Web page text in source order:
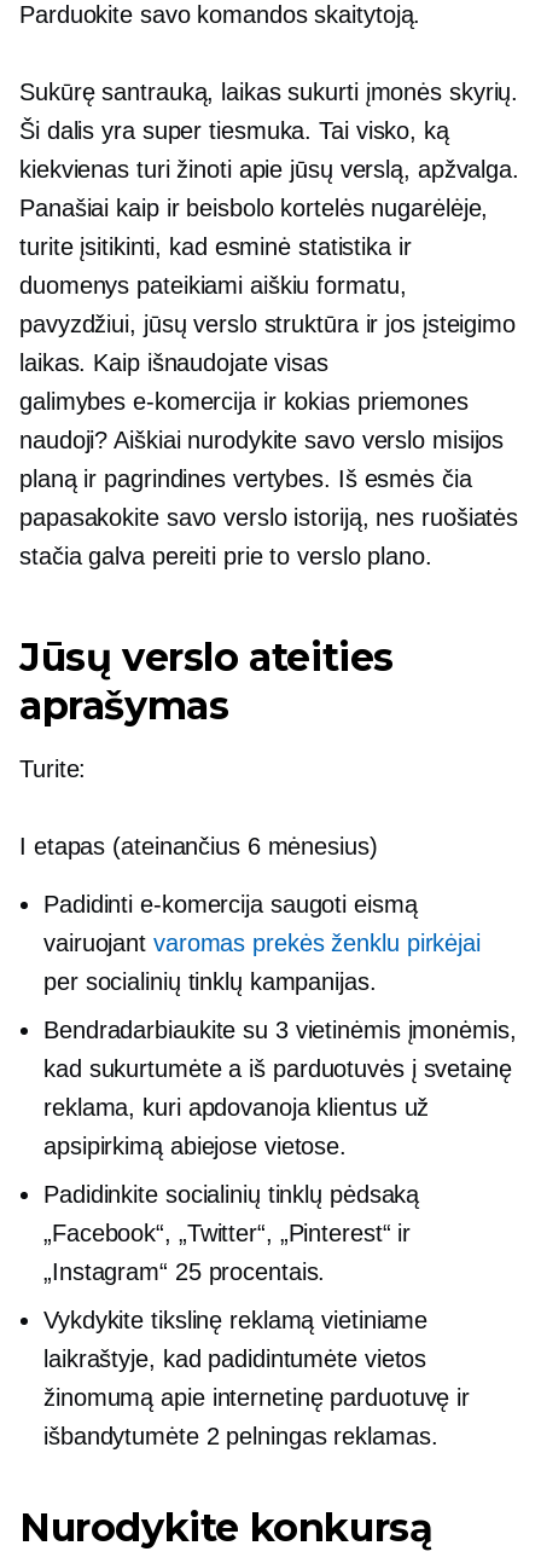
Parduokite savo komandos skaitytoją.
Sukūrę santrauką, laikas sukurti įmonės skyrių.
Ši dalis yra super tiesmuka. Tai visko, ką
kiekvienas turi žinoti apie jūsų verslą, apžvalga.
Panašiai kaip ir beisbolo kortelės nugarėlėje,
turite įsitikinti, kad esminė statistika ir
duomenys pateikiami aiškiu formatu,
pavyzdžiui, jūsų verslo struktūra ir jos įsteigimo
laikas. Kaip išnaudojate visas
galimybese-komercijair kokias priemones
naudoji? Aiškiai nurodykite savo verslo misijos
planą ir pagrindines vertybes. Iš esmės čia
papasakokite savo verslo istoriją, nes ruošiatės
stačia galva pereiti prie to verslo plano.
Jūsų verslo ateities
aprašymas
Turite:
I etapas (ateinančius 6 mėnesius)
Padidintie-komercijasaugoti eismą
vairuojant varomas prekės ženklu pirkėjai
per socialinių tinklų kampanijas.
Bendradarbiaukite su 3 vietinėmis įmonėmis,
kad sukurtumėte a iš parduotuvės į svetainę
reklama, kuri apdovanoja klientus už
apsipirkimą abiejose vietose.
Padidinkite socialinių tinklų pėdsaką
„Facebook“, „Twitter“, „Pinterest“ ir
„Instagram“ 25 procentais.
Vykdykite tikslinę reklamą vietiniame
laikraštyje, kad padidintumėte vietos
žinomumą apie internetinę parduotuvę ir
išbandytumėte 2 pelningas reklamas.
Nurodykite konkursą